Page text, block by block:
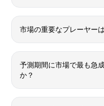
市場の重要なプレーヤー
予測期間に市場で最も急
か？